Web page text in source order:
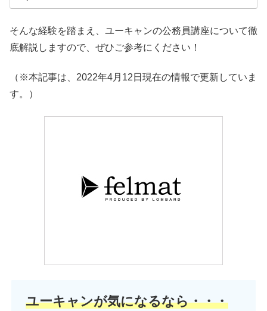
そんな経験を踏まえ、ユーキャンの公務員講座について徹
底解説しますので、ぜひご参考にください！
（※本記事は、2022年4月12日現在の情報で更新していま
す。）
ユーキャンが気になるなら・・・